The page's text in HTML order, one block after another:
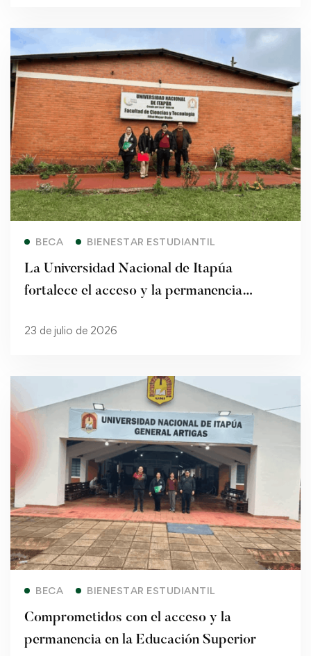
BECA BIENESTAR ESTUDIANTIL
La Universidad Nacional de Itapúa
fortalece el acceso y la permanencia
Apoyo Económico
23 de julio de 2026
BECA BIENESTAR ESTUDIANTIL
Comprometidos con el acceso y la
permanencia en la Educación Superior